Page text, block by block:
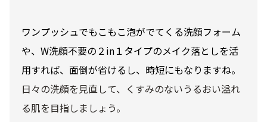
ワンプッシュでもこもこ泡がでてくる洗顔フォーム
や、W洗顔不要の２in１タイプのメイク落としを活
用すれば、面倒が省けるし、時短にもなりますね。
日々の洗顔を見直して、くすみのないうるおい溢れ
る肌を目指しましょう。